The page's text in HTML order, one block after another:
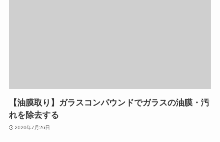
【油膜取り】ガラスコンパウンドでガラスの油膜・汚
れを除去する
2020年7月26日